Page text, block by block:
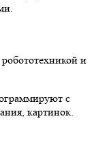
и
с
картинок.